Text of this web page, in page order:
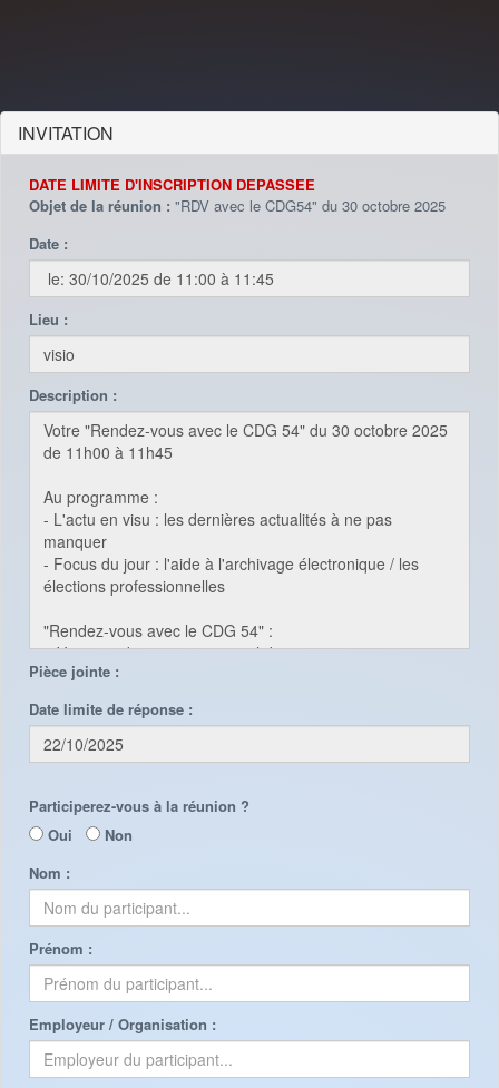
INVITATION
DATE LIMITE D'INSCRIPTION DEPASSEE
Objet de la réunion : "RDV avec le CDG54" du 30 octobre 2025
Date :
Lieu :
Description :
Pièce jointe :
Date limite de réponse :
Participerez-vous à la réunion ?
Oui
Non
Nom :
Prénom :
Employeur / Organisation :